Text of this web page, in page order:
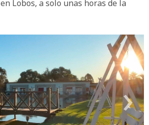
Lobos, a solo unas horas de la
›